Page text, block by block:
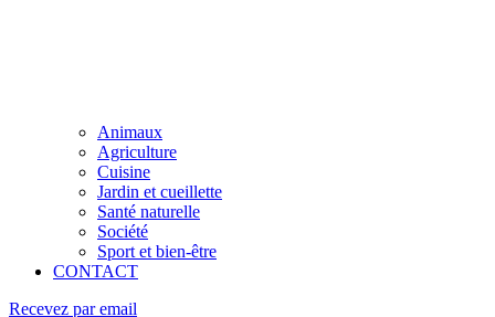
Animaux
Agriculture
Cuisine
Jardin et cueillette
Santé naturelle
Société
Sport et bien-être
CONTACT
Recevez par email